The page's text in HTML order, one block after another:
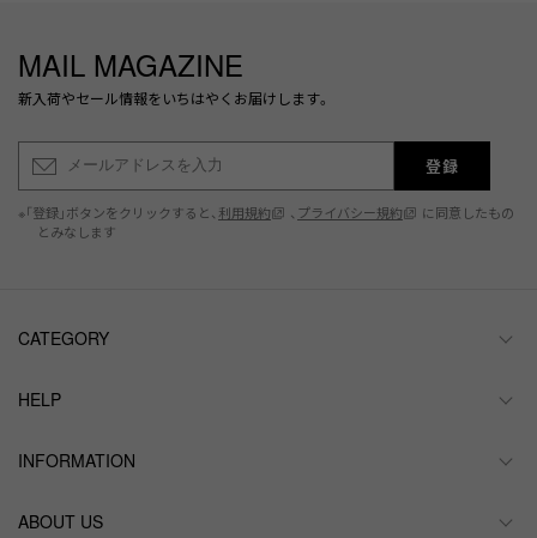
MAIL MAGAZINE
新入荷やセール情報をいちはやくお届けします。
登録
※「登録」ボタンをクリックすると、 利用規約 、 プライバシー規約
に同意したもの
とみなします
CATEGORY
HELP
INFORMATION
ABOUT US